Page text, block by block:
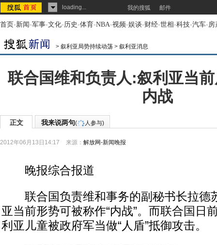
loading... 我的搜狐 邮件
首页-新闻-军事-文化-历史-体育-NBA-视频-娱谈-财经-世相-科技-汽车-房
> 叙利亚局势持续动荡 > 叙利亚消息
联合国维和负责人:叙利亚当
内战
正文 我来说两句( 人参与)
2012年06月13日14:17 来源： 解放网-新闻晚报
晚报综合报道
联合国负责维和事务的副秘书长拉德
亚当前形势可被称作“内战”。而联合国日
利亚儿童被政府军当做“人盾”抵御攻击。